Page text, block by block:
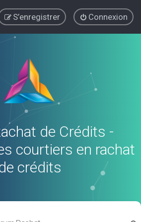
Connexion
S’enregistrer
de Crédits -
courtiers en rachat
crédits